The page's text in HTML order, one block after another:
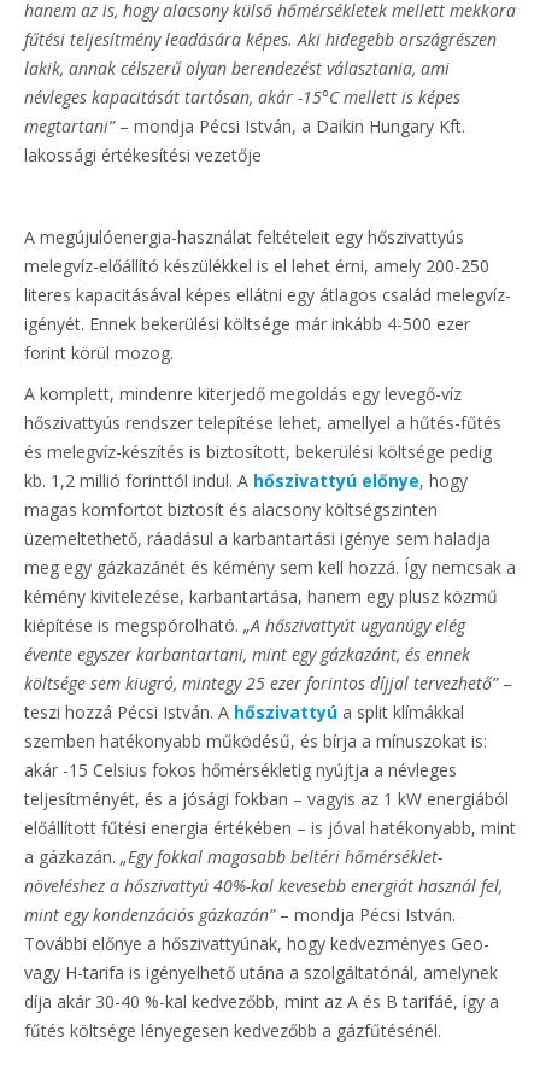
hanem az is, hogy alacsony külső hőmérsékletek mellett mekkora
fűtési teljesítmény leadására képes. Aki hidegebb országrészen
lakik, annak célszerű olyan berendezést választania, ami
névleges kapacitását tartósan, akár -15°C mellett is képes
megtartani”– mondja Pécsi István, a Daikin Hungary Kft.
lakossági értékesítési vezetője
A megújulóenergia-használat feltételeit egy hőszivattyús
melegvíz-előállító készülékkel is el lehet érni, amely 200-250
literes kapacitásával képes ellátni egy átlagos család melegvíz-
igényét. Ennek bekerülési költsége már inkább 4-500 ezer
forint körül mozog.
A komplett, mindenre kiterjedő megoldás egy levegő-víz
hőszivattyús rendszer telepítése lehet, amellyel a hűtés-fűtés
és melegvíz-készítés is biztosított, bekerülési költsége pedig
kb. 1,2 millió forinttól indul. A hőszivattyú előnye, hogy
magas komfortot biztosít és alacsony költségszinten
üzemeltethető, ráadásul a karbantartási igénye sem haladja
meg egy gázkazánét és kémény sem kell hozzá. Így nemcsak a
kémény kivitelezése, karbantartása, hanem egy plusz közmű
kiépítése is megspórolható. „A hőszivattyút ugyanúgy elég
évente egyszer karbantartani, mint egy gázkazánt, és ennek
költsége sem kiugró, mintegy 25 ezer forintos díjjal tervezhető” –
teszi hozzá Pécsi István. A hőszivattyú a split klímákkal
szemben hatékonyabb működésű, és bírja a mínuszokat is:
akár -15 Celsius fokos hőmérsékletig nyújtja a névleges
teljesítményét, és a jósági fokban – vagyis az 1 kW energiából
előállított fűtési energia értékében – is jóval hatékonyabb, mint
a gázkazán. „Egy fokkal magasabb beltéri hőmérséklet-
növeléshez a hőszivattyú 40%-kal kevesebb energiát használ fel,
mint egy kondenzációs gázkazán”– mondja Pécsi István.
További előnye a hőszivattyúnak, hogy kedvezményes Geo-
vagy H-tarifa is igényelhető utána a szolgáltatónál, amelynek
díja akár 30-40 %-kal kedvezőbb, mint az A és B tarifáé, így a
fűtés költsége lényegesen kedvezőbb a gázfűtésénél.